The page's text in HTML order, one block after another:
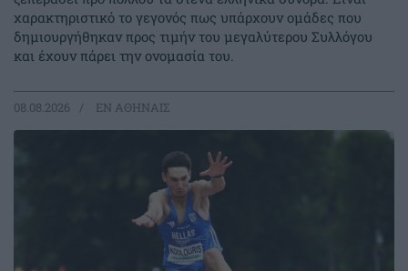
χαρακτηριστικό το γεγονός πως υπάρχουν ομάδες που
δημιουργήθηκαν προς τιμήν του μεγαλύτερου Συλλόγου
και έχουν πάρει την ονομασία του.
08.08.2026 EΝ ΑΘΗΝΑΙΣ